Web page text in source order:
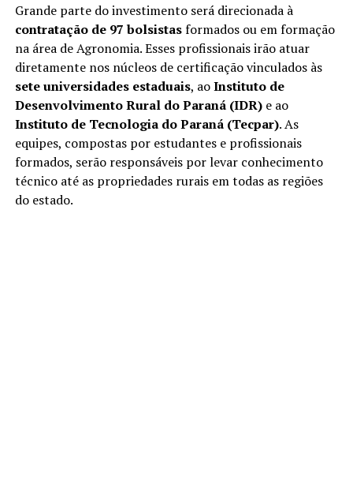
Grande parte do investimento será direcionada à
contratação de 97 bolsistasformados ou em formação
na área de Agronomia. Esses profissionais irão atuar
diretamente nos núcleos de certificação vinculados às
sete universidades estaduais, aoInstituto de
Desenvolvimento Rural do Paraná (IDR)e ao
Instituto de Tecnologia do Paraná (Tecpar). As
equipes, compostas por estudantes e profissionais
formados, serão responsáveis por levar conhecimento
técnico até as propriedades rurais em todas as regiões
do estado.